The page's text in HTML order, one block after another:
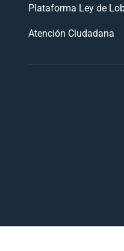
Plataforma Ley de
Atención Ciudadana